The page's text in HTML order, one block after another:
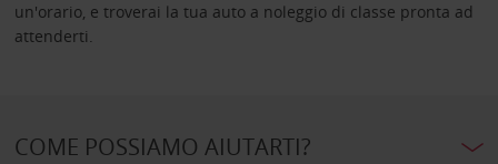
un'orario, e troverai la tua auto a noleggio di classe pronta ad
attenderti.
COME POSSIAMO AIUTARTI?